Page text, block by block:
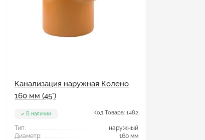
Канализация наружная Колено
160 мм (45°)
В наличии Код Товара: 1482
Тип:
наружный
Диаметр:
160 мм